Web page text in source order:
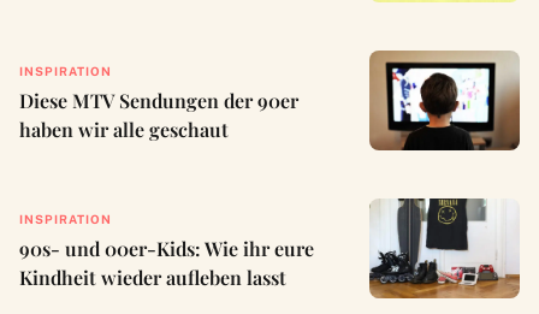
INSPIRATION
Diese MTV Sendungen der 90er
haben wir alle geschaut
INSPIRATION
90s- und 00er-Kids: Wie ihr eure
Kindheit wieder aufleben lasst